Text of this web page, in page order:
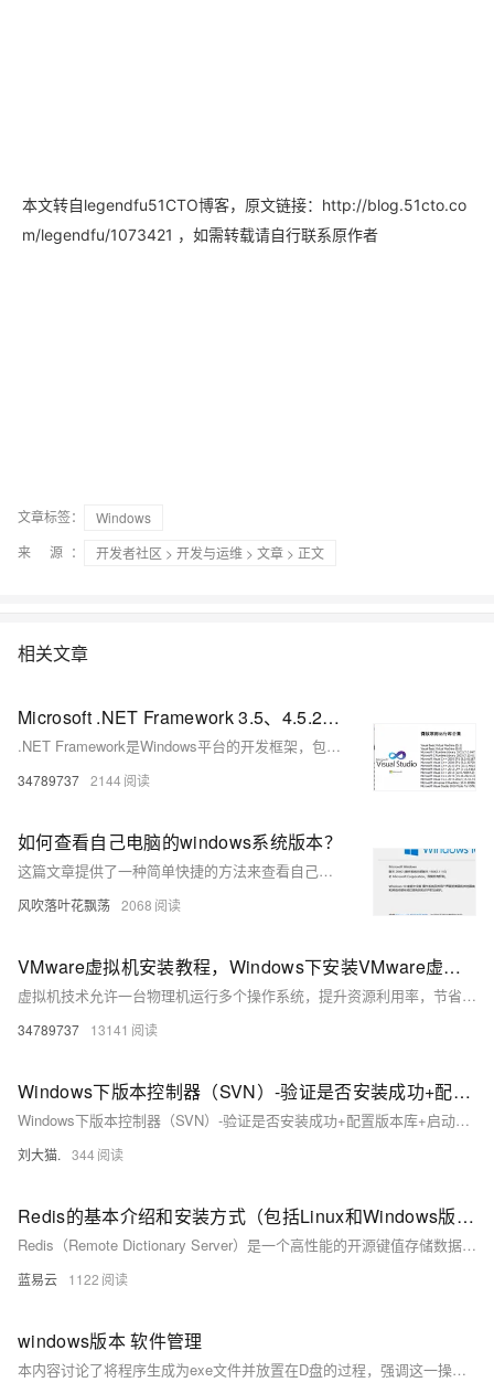
本文转自legendfu51CTO博客，原文链接： http://blog.51cto.co
m/legendfu/1073421 ，如需转载请自行联系原作者
文章标签：
Windows
来 源：
开发者社区 > 开发与运维 > 文章 > 正文
相关文章
Microsoft .NET Framework 3.5、4.5.2、4.8.1,适用于 Windows 版本的 .NET,Microsoft C Runtime等下载
.NET Framework是Windows平台的开发框架，包含CLR和FCL，支持多种语言开发桌面、Web应用。常用版本有3.5、4.5.2、4.8.1，系统可同时安装多个版本，确保软件兼容运行。
34789737 2144
如何查看自己电脑的windows系统版本？
这篇文章提供了一种简单快捷的方法来查看自己电脑的Windows系统版本，通过使用Windows的"运行"功能并输入`winver`命令来快速获取系统版本信息。
风吹落叶花飘荡 2068
VMware虚拟机安装教程，Windows下安装VMware虚拟机，附VMware下载，Windows各版本系统镜像下载
虚拟机技术允许一台物理机运行多个操作系统，提升资源利用率，节省成本。通过快照、克隆等功能，实现系统快速恢复与复制，提高运维效率。本文详细介绍VMware虚拟机的安装步骤、Windows镜像下载及系统安装激活流程，适合初学者快速入门。
34789737 13141
Windows下版本控制器（SVN）-验证是否安装成功+配置版本库+启动服务器端程序
Windows下版本控制器（SVN）-验证是否安装成功+配置版本库+启动服务器端程序
刘大猫. 344
Redis的基本介绍和安装方式（包括Linux和Windows版本），以及常用命令的演示
Redis（Remote Dictionary Server）是一个高性能的开源键值存储数据库。它支持字符串、列表、散列、集合等多种数据类型，具有持久化、发布/订阅等高级功能。由于其出色的性能和广泛的使用场景，Redis在应用程序中常作为高速缓存、消息队列等用途。
蓝易云 1122
windows版本 软件管理
本内容讨论了将程序生成为exe文件并放置在D盘的过程，强调这一操作不会自动完成，需要用户进行手动设置或使用特定工具来实现。这对于编程初学者了解程序编译与部署的限制很有帮助，明确了自动化的边界条件。